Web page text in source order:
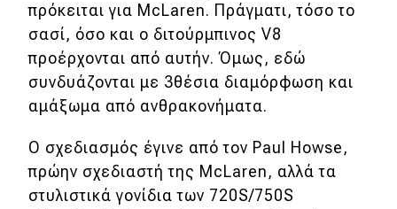
Mobility
Σταθμοί φόρτισης
Classic
Νέα
Παρουσιάσεις
πρόκειται για McLaren. Πράγματι, τόσο το
σασί, όσο και ο διτούρμπινος V8
προέρχονται από αυτήν. Όμως, εδώ
συνδυάζονται με 3θέσια διαμόρφωση και
αμάξωμα από ανθρακονήματα.
Ο σχεδιασμός έγινε από τον Paul Howse,
πρώην σχεδιαστή της McLaren, αλλά τα
στυλιστικά γονίδια των 720S/750S